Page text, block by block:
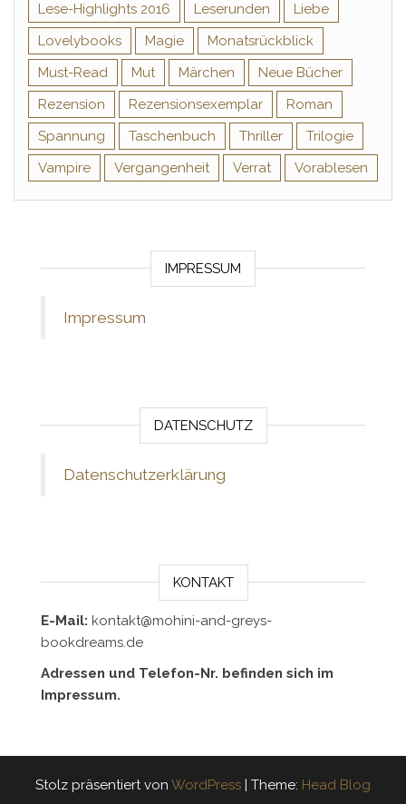
Lese-Highlights 2016
Leserunden
Liebe
Lovelybooks
Magie
Monatsrückblick
Must-Read
Mut Märchen
Neue Bücher
Rezension
Rezensionsexemplar
Roman
Spannung
Taschenbuch Thriller
Trilogie
Vampire
Vergangenheit Verrat Vorablesen
IMPRESSUM
Impressum
DATENSCHUTZ
Datenschutzerklärung
KONTAKT
E-Mail: kontakt@mohini-and-greys-
bookdreams.de
Adressen und Telefon-Nr. befinden sich im
Impressum.
Stolz präsentiert von WordPress | Theme: Head Blog